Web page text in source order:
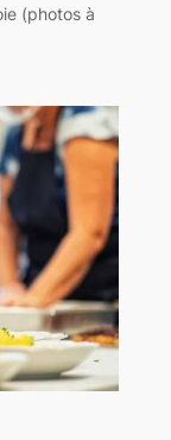
(photos à